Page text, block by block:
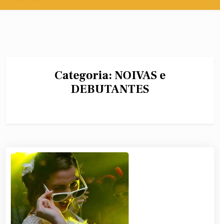
Categoria: NOIVAS e
DEBUTANTES